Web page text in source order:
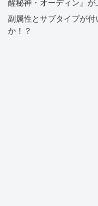
醒秘神・オーディン』が
副属性とサブタイプが
か！？